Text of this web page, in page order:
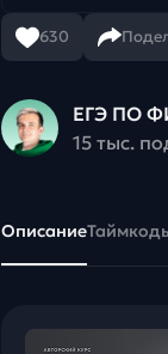
630
ЕГЭ ПО
15 тыс.
Описание